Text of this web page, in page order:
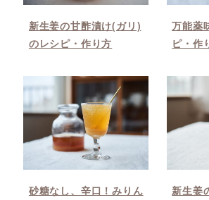
新生姜の甘酢漬け(ガリ)
のレシピ・作り方
万能薬
ピ・作
砂糖なし、辛口！みりん
新生姜